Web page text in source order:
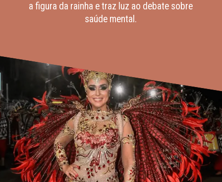
a figura da rainha e traz luz ao debate sobre
saúde mental.